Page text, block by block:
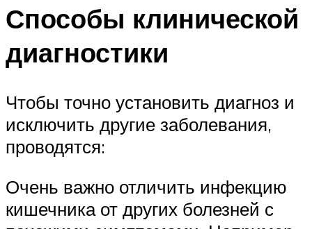
Способы клинической
диагностики
Чтобы точно установить диагноз и
исключить другие заболевания,
проводятся:
Очень важно отличить инфекцию
кишечника от других болезней с